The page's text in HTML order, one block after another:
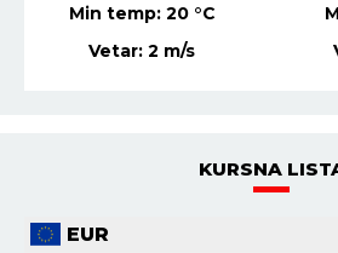
Min temp:21 °C
Vetar:2 m/s
KURSNA
EUR